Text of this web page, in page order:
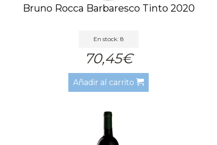
Bruno Rocca Barbaresco Tinto 2020
En stock: 8
70,45€
Añadir al carrito